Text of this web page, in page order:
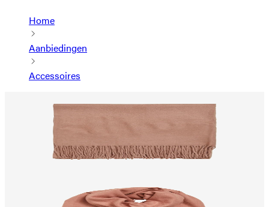
Home
Aanbiedingen
Accessoires